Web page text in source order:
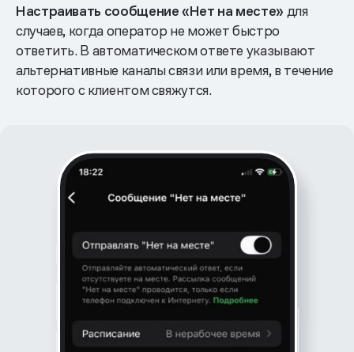
Настраивать сообщение «Нет на месте» для
случаев, когда оператор не может быстро
ответить. В автоматическом ответе указывают
альтернативные каналы связи или время, в течение
которого с клиентом свяжутся.